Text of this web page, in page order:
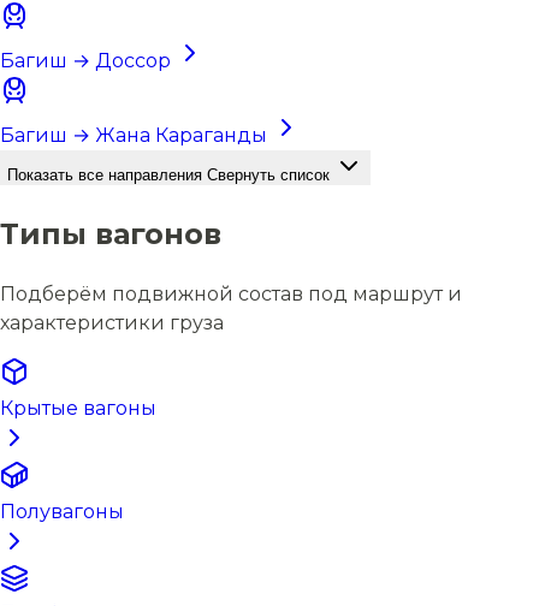
Багиш → Доссор
Багиш → Жана Караганды
Показать все направления Свернуть список
Типы вагонов
Подберём подвижной состав под маршрут и
характеристики груза
Крытые вагоны
Полувагоны